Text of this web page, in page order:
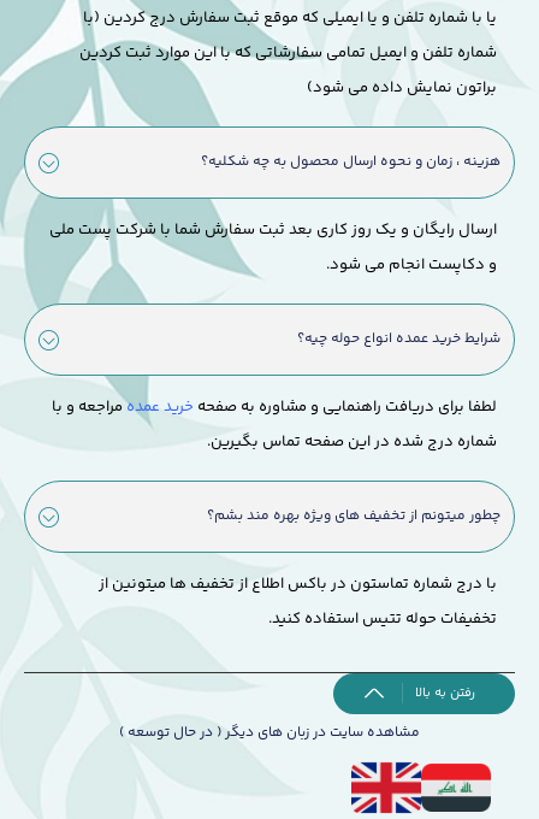
یا با شماره تلفن و یا ایمیلی که موقع ثبت سفارش درج کردین (با
شماره تلفن و ایمیل تمامی سفارشاتی که با این موارد ثبت کردین
براتون نمایش داده می شود)
هزینه ، زمان و نحوه ارسال محصول به چه شکلیه؟
ارسال رایگان و یک روز کاری بعد ثبت سفارش شما با شرکت پست ملی
و دکاپست انجام می شود.
شرایط خرید عمده انواع حوله چیه؟
لطفا برای دریافت راهنمایی و مشاوره به صفحه خرید عمدهمراجعه و با
شماره درج شده در این صفحه تماس بگیرین.
چطور میتونم از تخفیف های ویژه بهره مند بشم؟
با درج شماره تماستون در باکس اطلاع از تخفیف ها میتونین از
تخفیفات حوله تتیس استفاده کنید.
رفتن به بالا
مشاهده سایت در زبان های دیگر ( در حال توسعه )